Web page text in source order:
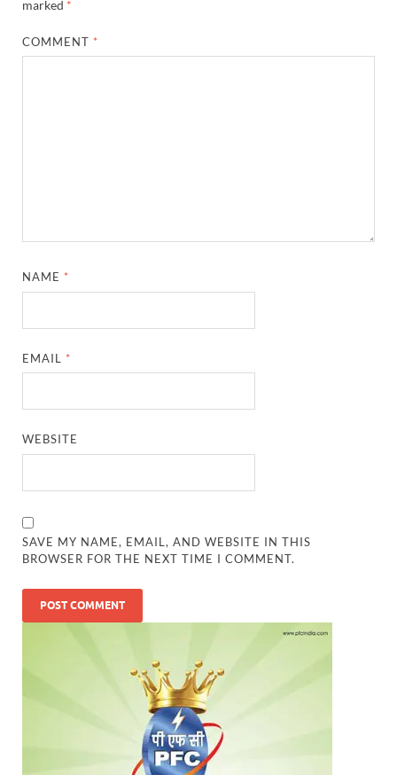
marked *
COMMENT *
NAME *
EMAIL *
WEBSITE
SAVE MY NAME, EMAIL, AND WEBSITE IN THIS
BROWSER FOR THE NEXT TIME I COMMENT.